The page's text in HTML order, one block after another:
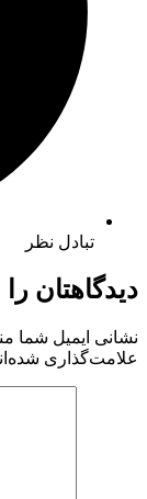
تبادل نظر
دیدگاهتان را
نشانی ایمیل شما
علامت‌گذاری